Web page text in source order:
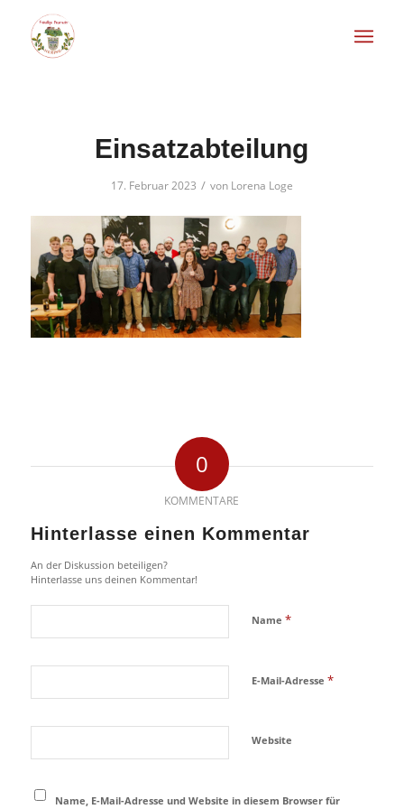
Einsatzabteilung
17. Februar 2023 / von Lorena Loge
0
KOMMENTARE
Hinterlasse einen Kommentar
An der Diskussion beteiligen?
Hinterlasse uns deinen Kommentar!
Name *
E-Mail-Adresse *
Website
Name, E-Mail-Adresse und Website in diesem Browser für